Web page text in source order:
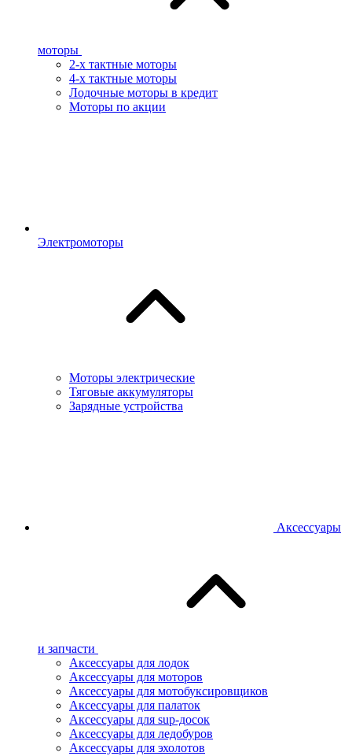
моторы
2-х тактные моторы
4-х тактные моторы
Лодочные моторы в кредит
Моторы по акции
Электромоторы
Моторы электрические
Тяговые аккумуляторы
Зарядные устройства
Аксессуары
и запчасти
Аксессуары для лодок
Аксессуары для моторов
Аксессуары для мотобуксировщиков
Аксессуары для палаток
Аксессуары для sup-досок
Аксессуары для ледобуров
Аксессуары для эхолотов